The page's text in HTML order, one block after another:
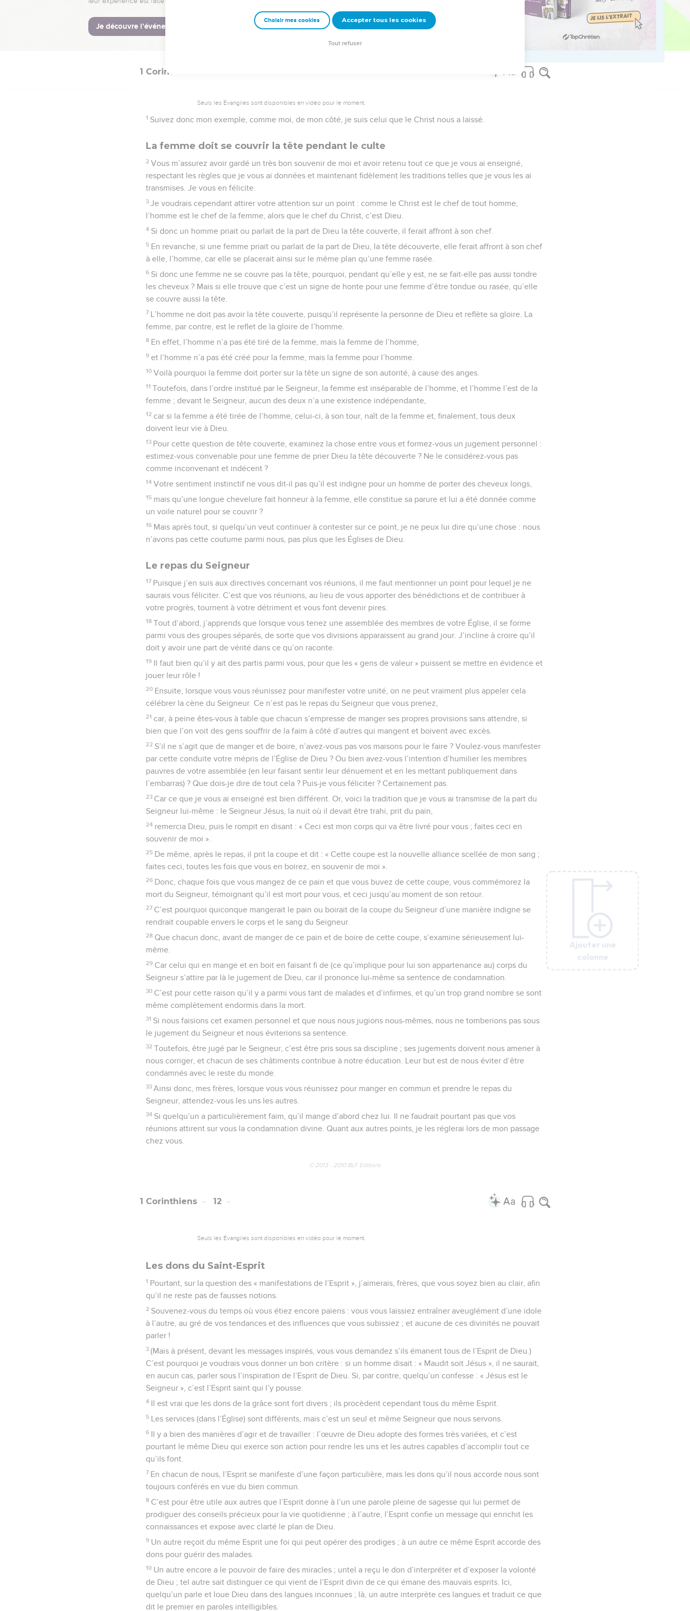
au salut.
© 2013 - 2010 BLF Editions
Ajouter une
colonne
1 Corinthiens
Seuls les Évangiles sont disponibles en vidéo pour le moment.
1 Suivez donc mon exemple, comme moi, de mon côté, je suis celui que le Christ nous a laissé.
La femme doit se couvrir la tête pendant le culte
2 Vous m’assurez avoir gardé un très bon souvenir de moi et avoir retenu tout ce que je vous ai enseigné,
respectant les règles que je vous ai données et maintenant fidèlement les traditions telles que je vous les ai
transmises. Je vous en félicite.
3 Je voudrais cependant attirer votre attention sur un point : comme le Christ est le chef de tout homme,
l’homme est le chef de la femme, alors que le chef du Christ, c’est Dieu.
4 Si donc un homme priait ou parlait de la part de Dieu la tête couverte, il ferait affront à son chef.
5 En revanche, si une femme priait ou parlait de la part de Dieu, la tête découverte, elle ferait affront à son chef
à elle, l’homme, car elle se placerait ainsi sur le même plan qu’une femme rasée.
6 Si donc une femme ne se couvre pas la tête, pourquoi, pendant qu’elle y est, ne se fait-elle pas aussi tondre
les cheveux ? Mais si elle trouve que c’est un signe de honte pour une femme d’être tondue ou rasée, qu’elle
se couvre aussi la tête.
7 L’homme ne doit pas avoir la tête couverte, puisqu’il représente la personne de Dieu et reflète sa gloire. La
femme, par contre, est le reflet de la gloire de l’homme.
8 En effet, l’homme n’a pas été tiré de la femme, mais la femme de l’homme,
9 et l’homme n’a pas été créé pour la femme, mais la femme pour l’homme.
10 Voilà pourquoi la femme doit porter sur la tête un signe de son autorité, à cause des anges.
11 Toutefois, dans l’ordre institué par le Seigneur, la femme est inséparable de l’homme, et l’homme l’est de la
femme ; devant le Seigneur, aucun des deux n’a une existence indépendante,
12 car si la femme a été tirée de l’homme, celui-ci, à son tour, naît de la femme et, finalement, tous deux
doivent leur vie à Dieu.
13 Pour cette question de tête couverte, examinez la chose entre vous et formez-vous un jugement personnel :
estimez-vous convenable pour une femme de prier Dieu la tête découverte ? Ne le considérez-vous pas
comme inconvenant et indécent ?
14 Votre sentiment instinctif ne vous dit-il pas qu’il est indigne pour un homme de porter des cheveux longs,
15 mais qu’une longue chevelure fait honneur à la femme, elle constitue sa parure et lui a été donnée comme
un voile naturel pour se couvrir ?
16 Mais après tout, si quelqu’un veut continuer à contester sur ce point, je ne peux lui dire qu’une chose : nous
n’avons pas cette coutume parmi nous, pas plus que les Églises de Dieu.
Le repas du Seigneur
17 Puisque j’en suis aux directives concernant vos réunions, il me faut mentionner un point pour lequel je ne
saurais vous féliciter. C’est que vos réunions, au lieu de vous apporter des bénédictions et de contribuer à
votre progrès, tournent à votre détriment et vous font devenir pires.
18 Tout d’abord, j’apprends que lorsque vous tenez une assemblée des membres de votre Église, il se forme
parmi vous des groupes séparés, de sorte que vos divisions apparaissent au grand jour. J’incline à croire qu’il
doit y avoir une part de vérité dans ce qu’on raconte.
19 Il faut bien qu’il y ait des partis parmi vous, pour que les « gens de valeur » puissent se mettre en évidence et
jouer leur rôle !
20 Ensuite, lorsque vous vous réunissez pour manifester votre unité, on ne peut vraiment plus appeler cela
célébrer la cène du Seigneur. Ce n’est pas le repas du Seigneur que vous prenez,
21 car, à peine êtes-vous à table que chacun s’empresse de manger ses propres provisions sans attendre, si
bien que l’on voit des gens souffrir de la faim à côté d’autres qui mangent et boivent avec excès.
22 S’il ne s’agit que de manger et de boire, n’avez-vous pas vos maisons pour le faire ? Voulez-vous manifester
par cette conduite votre mépris de l’Église de Dieu ? Ou bien avez-vous l’intention d’humilier les membres
pauvres de votre assemblée (en leur faisant sentir leur dénuement et en les mettant publiquement dans
l’embarras) ? Que dois-je dire de tout cela ? Puis-je vous féliciter ? Certainement pas.
23 Car ce que je vous ai enseigné est bien différent. Or, voici la tradition que je vous ai transmise de la part du
Seigneur lui-même : le Seigneur Jésus, la nuit où il devait être trahi, prit du pain,
24 remercia Dieu, puis le rompit en disant : « Ceci est mon corps qui va être livré pour vous ; faites ceci en
souvenir de moi ».
25 De même, après le repas, il prit la coupe et dit : « Cette coupe est la nouvelle alliance scellée de mon sang ;
faites ceci, toutes les fois que vous en boirez, en souvenir de moi ».
26 Donc, chaque fois que vous mangez de ce pain et que vous buvez de cette coupe, vous commémorez la
mort du Seigneur, témoignant qu’il est mort pour vous, et ceci jusqu’au moment de son retour.
27 C’est pourquoi quiconque mangerait le pain ou boirait de la coupe du Seigneur d’une manière indigne se
rendrait coupable envers le corps et le sang du Seigneur.
28 Que chacun donc, avant de manger de ce pain et de boire de cette coupe, s’examine sérieusement lui-
même.
29 Car celui qui en mange et en boit en faisant fi de (ce qu’implique pour lui son appartenance au) corps du
Seigneur s’attire par là le jugement de Dieu, car il prononce lui-même sa sentence de condamnation.
30 C’est pour cette raison qu’il y a parmi vous tant de malades et d’infirmes, et qu’un trop grand nombre se sont
même complètement endormis dans la mort.
31 Si nous faisions cet examen personnel et que nous nous jugions nous-mêmes, nous ne tomberions pas sous
le jugement du Seigneur et nous éviterions sa sentence.
32 Toutefois, être jugé par le Seigneur, c’est être pris sous sa discipline ; ses jugements doivent nous amener à
nous corriger, et chacun de ses châtiments contribue à notre éducation. Leur but est de nous éviter d’être
condamnés avec le reste du monde.
33 Ainsi donc, mes frères, lorsque vous vous réunissez pour manger en commun et prendre le repas du
Seigneur, attendez-vous les uns les autres.
34 Si quelqu’un a particulièrement faim, qu’il mange d’abord chez lui. Il ne faudrait pourtant pas que vos
réunions attirent sur vous la condamnation divine. Quant aux autres points, je les réglerai lors de mon passage
chez vous.
© 2013 - 2010 BLF Editions
Ajouter une
colonne
1 Corinthiens 12
Seuls les Évangiles sont disponibles en vidéo pour le moment.
Les dons du Saint-Esprit
1 Pourtant, sur la question des « manifestations de l’Esprit », j’aimerais, frères, que vous soyez bien au clair, afin
qu’il ne reste pas de fausses notions.
2 Souvenez-vous du temps où vous étiez encore païens : vous vous laissiez entraîner aveuglément d’une idole
à l’autre, au gré de vos tendances et des influences que vous subissiez ; et aucune de ces divinités ne pouvait
parler !
3 (Mais à présent, devant les messages inspirés, vous vous demandez s’ils émanent tous de l’Esprit de Dieu.)
C’est pourquoi je voudrais vous donner un bon critère : si un homme disait : « Maudit soit Jésus », il ne saurait,
en aucun cas, parler sous l’inspiration de l’Esprit de Dieu. Si, par contre, quelqu’un confesse : « Jésus est le
Seigneur », c’est l’Esprit saint qui l’y pousse.
4 Il est vrai que les dons de la grâce sont fort divers ; ils procèdent cependant tous du même Esprit.
5 Les services (dans l’Église) sont différents, mais c’est un seul et même Seigneur que nous servons.
6 Il y a bien des manières d’agir et de travailler : l’œuvre de Dieu adopte des formes très variées, et c’est
pourtant le même Dieu qui exerce son action pour rendre les uns et les autres capables d’accomplir tout ce
qu’ils font.
7 En chacun de nous, l’Esprit se manifeste d’une façon particulière, mais les dons qu’il nous accorde nous sont
toujours conférés en vue du bien commun.
8 C’est pour être utile aux autres que l’Esprit donne à l’un une parole pleine de sagesse qui lui permet de
prodiguer des conseils précieux pour la vie quotidienne ; à l’autre, l’Esprit confie un message qui enrichit les
connaissances et expose avec clarté le plan de Dieu.
9 Un autre reçoit du même Esprit une foi qui peut opérer des prodiges ; à un autre ce même Esprit accorde des
dons pour guérir des malades.
10 Un autre encore a le pouvoir de faire des miracles ; untel a reçu le don d’interpréter et d’exposer la volonté
de Dieu ; tel autre sait distinguer ce qui vient de l’Esprit divin de ce qui émane des mauvais esprits. Ici,
quelqu’un parle et loue Dieu dans des langues inconnues ; là, un autre interprète ces langues et traduit ce que
dit le premier en paroles intelligibles.
Ajouter une
colonne
Ajouter une
colonne
Ajouter une
colonne
Choisir mes cookies Accepter tous les cookies
Tout refuser